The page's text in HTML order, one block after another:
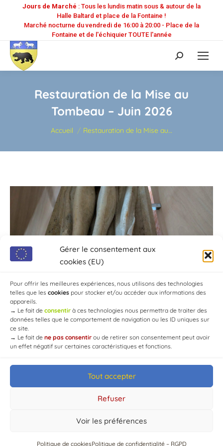
Gérer le consentement aux
cookies (EU)
Pour offrir les meilleures expériences, nous utilisons des technologies
telles que les cookies pour stocker et/ou accéder aux informations des
appareils.
→ Le fait de consentir à ces technologies nous permettra de traiter des
données telles que le comportement de navigation ou les ID uniques sur
ce site.
→ Le fait de ne pas consentir ou de retirer son consentement peut avoir
un effet négatif sur certaines caractéristiques et fonctions.
Tout accepter
Refuser
Voir les préférences
Politique de cookiesPolitique de confidentialité – RGPD
Jours de Marché : Tous les lundis matin sous & autour de la
Halle Baltard et place de la Fontaine !
Marché nocturne du vendredi de 16:00 à 20:00 - Place de la
Fontaine et de l'échiquier TOUTE l'année
Recherche
:
Restauration de la Mise au
Tombeau – Juin 2026
Vous êtes ici :
Accueil Restauration de la Mise au…
© Mairie de Chaource [2004-2024] | Tous droits réservés.
Developed byWEB3-DESIGN